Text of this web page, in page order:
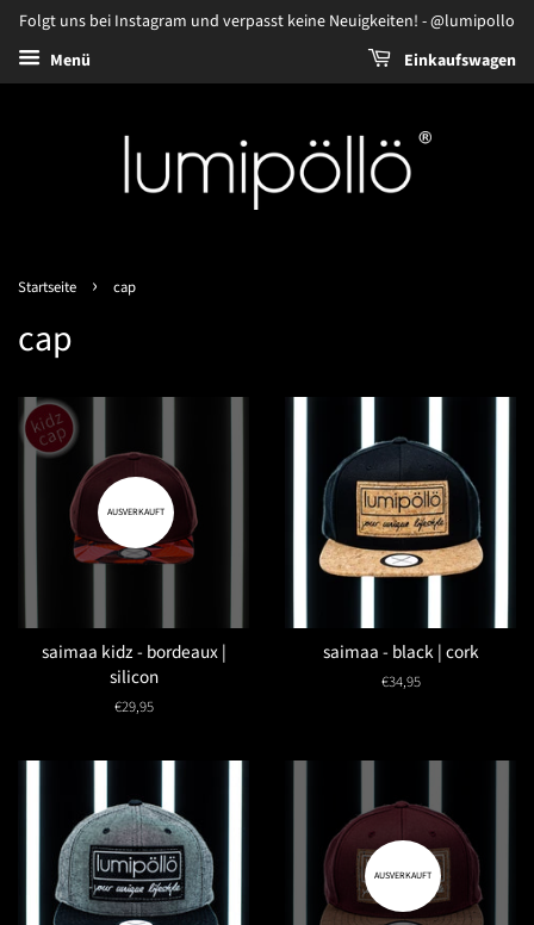
Folgt uns bei Instagram und verpasst keine Neuigkeiten! - @lumipollo
Menü
Einkaufswagen
Startseite › cap
cap
AUSVERKAUFT
saimaa kidz - bordeaux |
silicon
Normaler
€29,95
saimaa - black | cork
Normaler
€34,95
AUSVERKAUFT